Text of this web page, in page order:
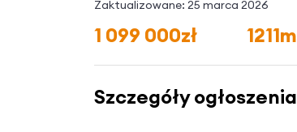
Zaktualizowane: 25 marca 2026
1 099 000zł 1211m
Szczegóły ogłoszenia